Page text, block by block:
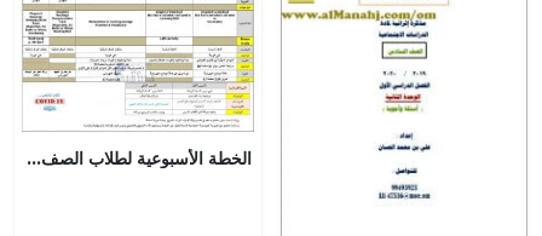
الخطة الأسبوعية لطلاب الصف الثاني عشر المتقدم من 24 10 إلى28 10 درسة الشعلة الخاصة, (المدارس) الثاني عشر المتقدم